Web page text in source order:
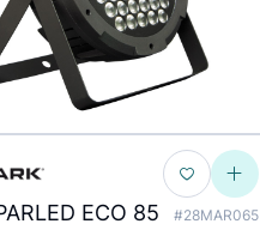
ECO 85
#28MAR065